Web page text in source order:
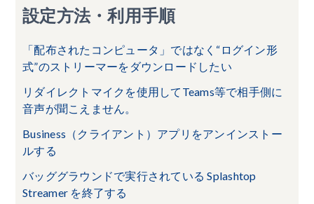
設定方法・利用手順
「配布されたコンピュータ」ではなく“ログイン形
式”のストリーマーをダウンロードしたい
リダイレクトマイクを使用してTeams等で相手側に
音声が聞こえません。
Business（クライアント）アプリをアンインストー
ルする
バッググラウンドで実行されている Splashtop
Streamer を終了する